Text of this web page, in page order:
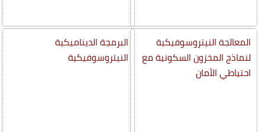
المعالجة النيتروسوفيكية
لنماذج المخزون السكونية مع
احتياطي الأمان
البرمجة الديناميكية
النيتروسوفيكية